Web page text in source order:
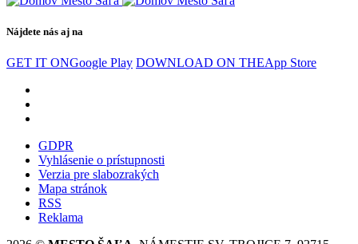
Nájdete nás aj na
GET IT ONGoogle Play DOWNLOAD ON THEApp Store
GDPR
Vyhlásenie o prístupnosti
Verzia pre slabozrakých
Mapa stránok
RSS
Reklama